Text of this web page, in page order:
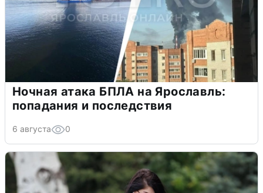
Ночная атака БПЛА на Ярославль:
попадания и последствия
6 августа 0